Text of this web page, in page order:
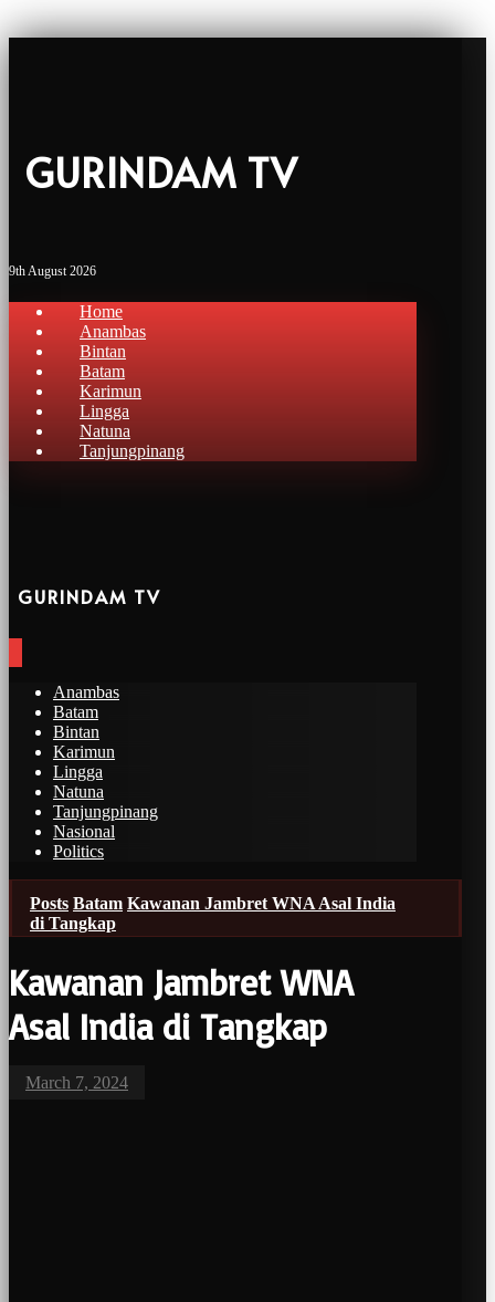
GURINDAM TV
9th August 2026
Home
Anambas
Bintan
Batam
Karimun
Lingga
Natuna
Tanjungpinang
GURINDAM TV
Anambas
Batam
Bintan
Karimun
Lingga
Natuna
Tanjungpinang
Nasional
Politics
Posts Batam Kawanan Jambret WNA Asal India
di Tangkap
Kawanan Jambret WNA
Asal India di Tangkap
March 7, 2024